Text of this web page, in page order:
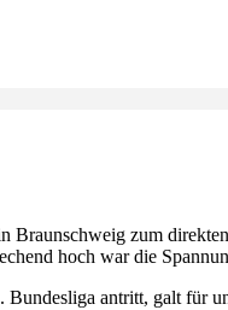
Braunschweig zum
hoch war die
antritt, galt für